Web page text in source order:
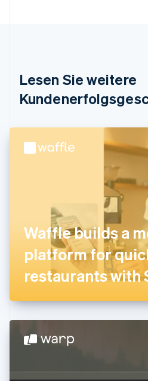
Lesen Sie weitere
Waffle builds a
platform for
restaurants with
DeutschEnglish
English
简体中文English
EnglishSvenska
Griechenland
English
Indien
English
Irland
English
Japan
日本語English
Kanada
English Français